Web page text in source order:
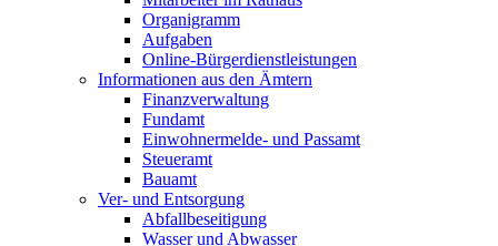
Organigramm
Aufgaben
Online-Bürgerdienstleistungen
Informationen aus den Ämtern
Finanzverwaltung
Fundamt
Einwohnermelde- und Passamt
Steueramt
Bauamt
Ver- und Entsorgung
Abfallbeseitigung
Wasser und Abwasser